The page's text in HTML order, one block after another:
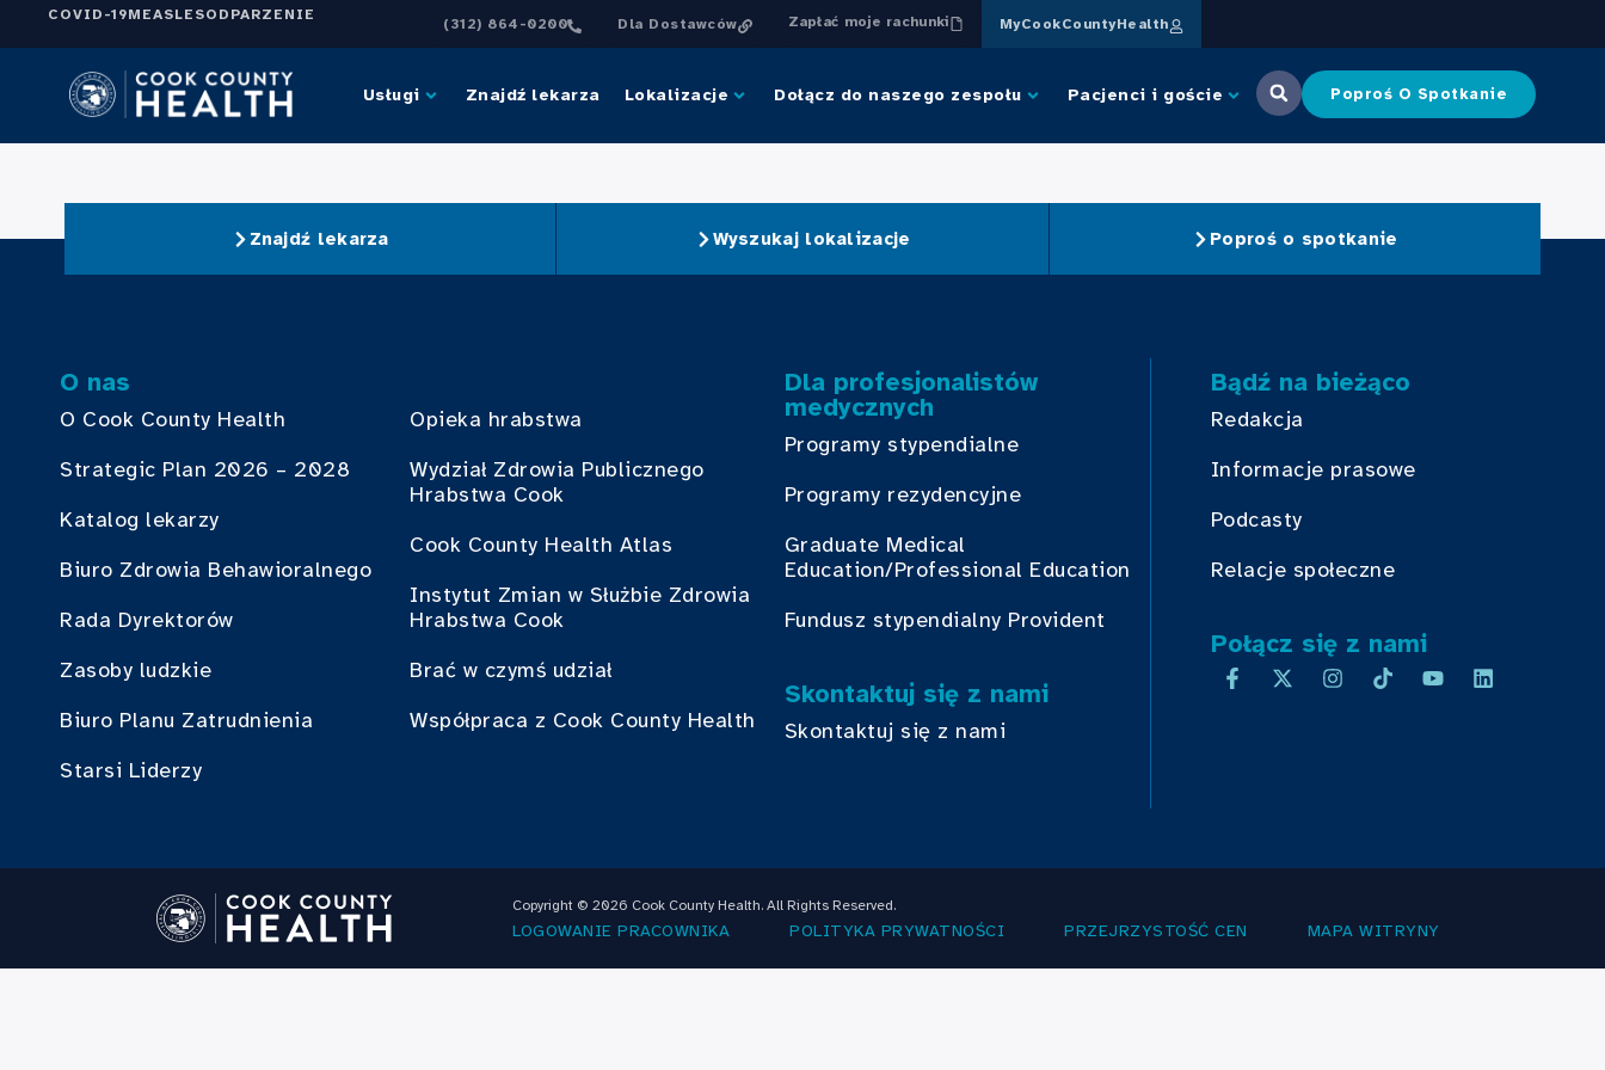
COVID-19MEASLESODPARZENIE
(312) 864-0200 Dla Dostawców Zapłać moje rachunki MyCookCountyHealth
Usługi Znajdź lekarza Lokalizacje Dołącz do naszego zespołu Pacjenci i goście Poproś O Spotkanie
Znajdź lekarza Wyszukaj lokalizacje Poproś o spotkanie
O nas
O Cook County Health
Strategic Plan 2026 – 2028
Katalog lekarzy
Biuro Zdrowia Behawioralnego
Rada Dyrektorów
Zasoby ludzkie
Biuro Planu Zatrudnienia
Starsi Liderzy
Opieka hrabstwa
Wydział Zdrowia Publicznego
Hrabstwa Cook
Cook County Health Atlas
Instytut Zmian w Służbie Zdrowia
Hrabstwa Cook
Brać w czymś udział
Współpraca z Cook County Health
Dla profesjonalistów
medycznych
Programy stypendialne
Programy rezydencyjne
Graduate Medical
Education/Professional Education
Fundusz stypendialny Provident
Skontaktuj się z nami
Skontaktuj się z nami
Bądź na bieżąco
Redakcja
Informacje prasowe
Podcasty
Relacje społeczne
Połącz się z nami
Copyright © 2026 Cook County Health. All Rights Reserved.
LOGOWANIE PRACOWNIKA POLITYKA PRYWATNOŚCI PRZEJRZYSTOŚĆ CEN MAPA WITRYNY